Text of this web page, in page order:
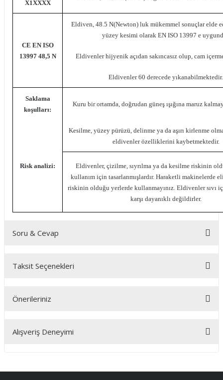
X1XXXX
CE EN ISO
13997 48,5 N
Eldiven, 48.5 N(Newton) luk mükemmel sonuçlar elde
yüzey kesimi olarak EN ISO 13997 e
Eldivenler hijyenik açıdan sakıncasız olup, cam
Eldivenler 60 derecede yıkanabilmektedir.
Saklama
koşulları:
Kuru bir ortamda, doğrudan güneş ışığına maruz
Risk analizi:
Kesilme, yüzey pürüzü, delinme ya da aşırı kirlenme
eldivenler özelliklerini kaybetmektedir.
Eldivenler, çizilme, sıyrılma ya da kesilme riskinin
kullanım için tasarlanmışlardır. Haraketli makinelerde
riskinin olduğu yerlerde kullanmayınız. Eldivenler sıvı
karşı dayanıklı değildirler.
Soru & Cevap
Taksit Seçenekleri
Önerileriniz
konularda yetersiz gördüğünüz noktaları öneri formunu
Alışveriş Deneyimi
bıçağı kestirmesi rakipsiz